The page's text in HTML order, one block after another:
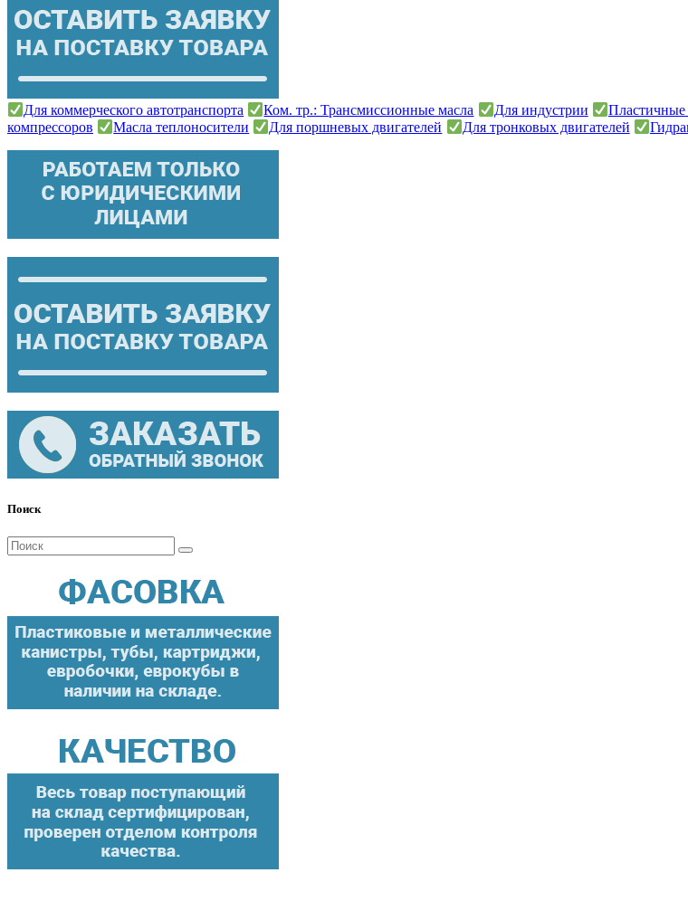
Для коммерческого автотранспорта Ком. тр.: Трансмиссионные масла Для индустрии Пластичные
компрессоров
Масла теплоносители Для поршневых двигателей Для тронковых двигателей
Поиск
Поиск
для: